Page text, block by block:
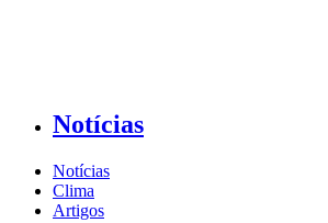
Notícias
Notícias
Clima
Artigos